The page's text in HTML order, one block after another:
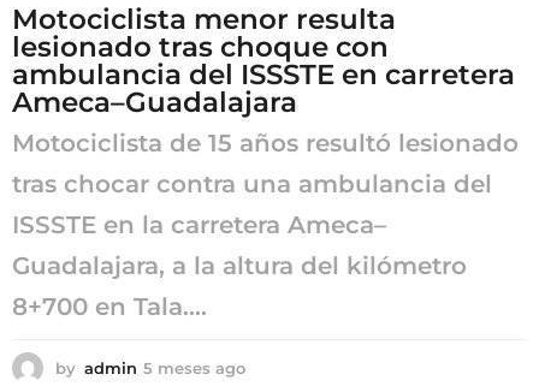
Motociclista menor resulta
lesionado tras choque con
ambulancia del ISSSTE en carretera
Ameca–Guadalajara
Motociclista de 15 años resultó lesionado
tras chocar contra una ambulancia del
ISSSTE en la carretera Ameca–
Guadalajara, a la altura del kilómetro
8+700 en Tala....
by admin 5 meses ago